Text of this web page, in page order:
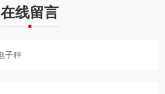
在线留言